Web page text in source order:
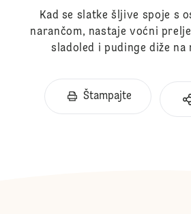
Kad se slatke šljive spoje s
narančom, nastaje voćni
sladoled i pudinge diže na
Štampajte